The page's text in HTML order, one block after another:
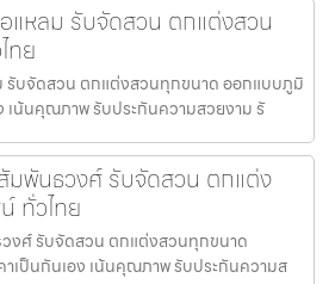
แหลม รับจัดสวน ตกแต่งสวน
ทย
รับจัดสวน ตกแต่งสวนทุกขนาด ออกแบบภูมิ
เน้นคุณภาพ รับประกันความสวยงาม รั
พันธวงศ์ รับจัดสวน ตกแต่ง
ทั่วไทย
ศ์ รับจัดสวน ตกแต่งสวนทุกขนาด
เป็นกันเอง เน้นคุณภาพ รับประกันความส